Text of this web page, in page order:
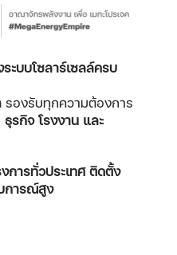
ะบบโซลาร์เซลล์ครบ
รองรับทุกความต้องการ
ธุรกิจ โรงงาน และ
การทั่วประเทศติดตั้ง
การณ์สูง